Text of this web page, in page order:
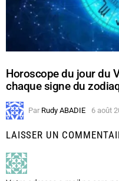
Horoscope du jour du
chaque signe du
Par Rudy ABADIE 6 août
LAISSER UN